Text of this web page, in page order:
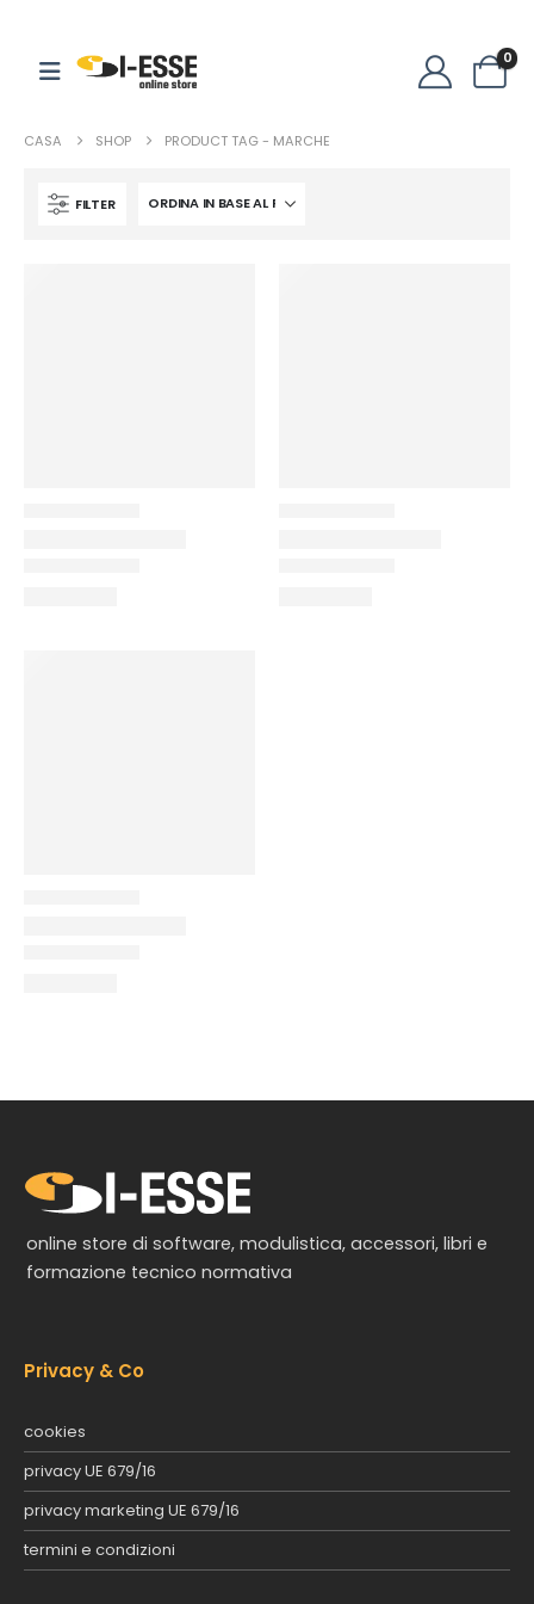
0
CASA SHOP PRODUCT TAG - MARCHE
FILTER
online store di software, modulistica, accessori, libri e
formazione tecnico normativa
Privacy & Co
cookies
privacy UE 679/16
privacy marketing UE 679/16
termini e condizioni